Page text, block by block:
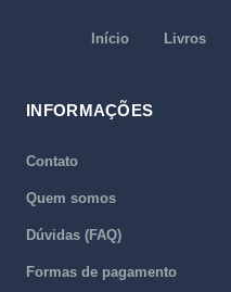
Início Livros
INFORMAÇÕES
Contato
Quem somos
Dúvidas (FAQ)
Formas de pagamento